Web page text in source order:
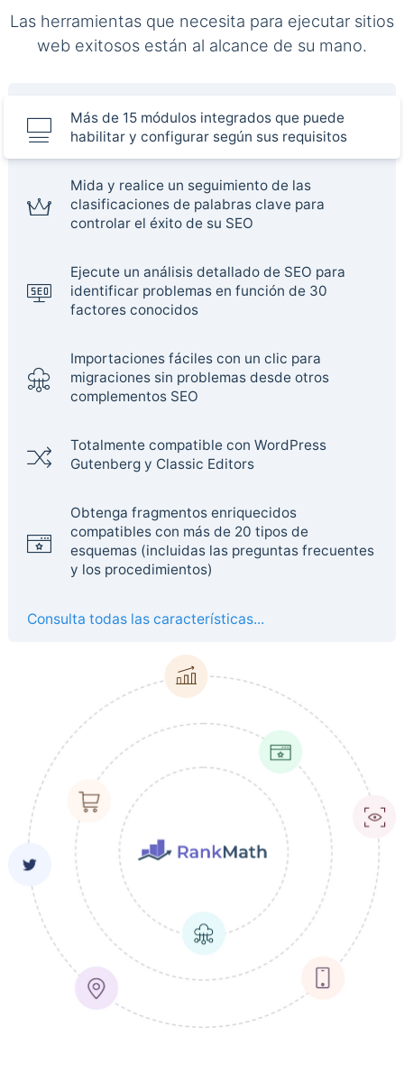
Las herramientas que necesita para ejecutar sitios
web exitosos están al alcance de su mano.
Más de 15 módulos integrados que puede
habilitar y configurar según sus requisitos
Mida y realice un seguimiento de las
clasificaciones de palabras clave para
controlar el éxito de su SEO
Ejecute un análisis detallado de SEO para
identificar problemas en función de 30
factores conocidos
Importaciones fáciles con un clic para
migraciones sin problemas desde otros
complementos SEO
Totalmente compatible con WordPress
Gutenberg y Classic Editors
Obtenga fragmentos enriquecidos
compatibles con más de 20 tipos de
esquemas (incluidas las preguntas frecuentes
y los procedimientos)
Consulta todas las características...